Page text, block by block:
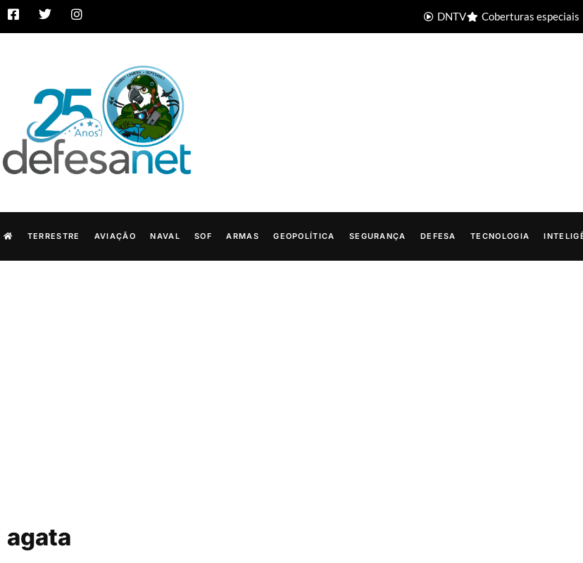
DNTV Coberturas especiais
TERRESTRE AVIAÇÃO NAVAL SOF ARMAS GEOPOLÍTICA SEGURANÇA DEFESA TECNOLOGIA
agata